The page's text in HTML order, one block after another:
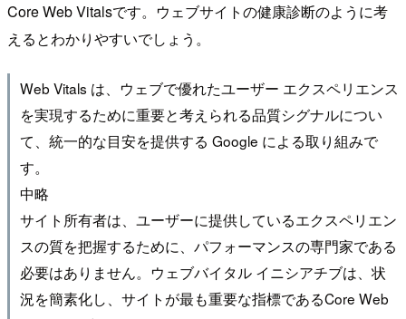
Core Web Vitalsです。ウェブサイトの健康診断のように考
えるとわかりやすいでしょう。
Web Vitals は、ウェブで優れたユーザー エクスペリエンス
を実現するために重要と考えられる品質シグナルについ
て、統一的な目安を提供する Google による取り組みで
す。
中略
サイト所有者は、ユーザーに提供しているエクスペリエン
スの質を把握するために、パフォーマンスの専門家である
必要はありません。ウェブバイタル イニシアチブは、状
況を簡素化し、サイトが最も重要な指標であるCore Web